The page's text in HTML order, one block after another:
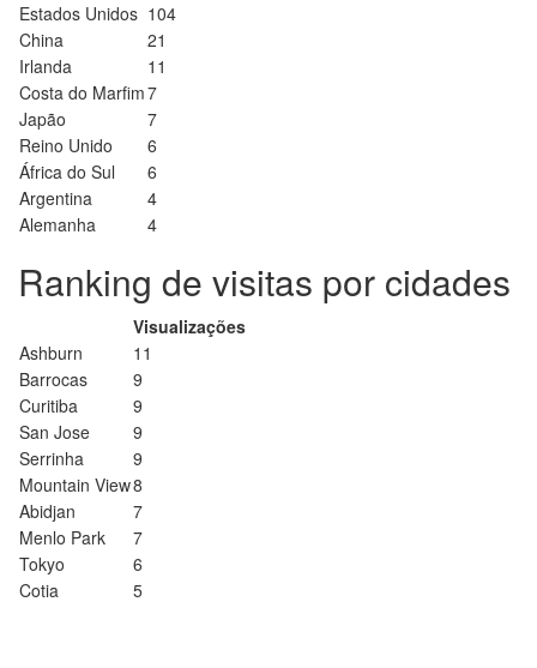
Estados Unidos 104
China
21
Irlanda
11
Costa do Marfim7
Japão
7
Reino Unido
6
África do Sul
6
Argentina
4
Alemanha
4
Ranking de visitas por cidades
Visualizações
Ashburn
11
Barrocas
9
Curitiba
9
San Jose
9
Serrinha
9
Mountain View8
Abidjan
7
Menlo Park
7
Tokyo
6
Cotia
5